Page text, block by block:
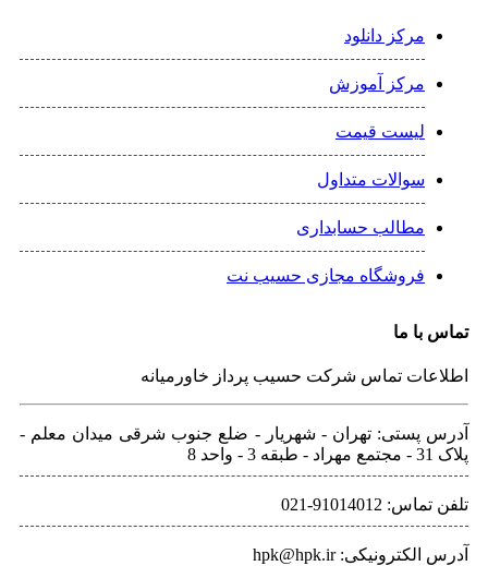
مرکز دانلود
مرکز آموزش
لیست قیمت
سوالات متداول
مطالب حسابداری
فروشگاه مجازی حسیب نت
تماس با ما
اطلاعات تماس شرکت حسیب پرداز خاورمیانه
آدرس پستی: تهران - شهريار - ضلع جنوب شرقی میدان معلم -
پلاک 31 - مجتمع مهراد - طبقه 3 - واحد 8
تلفن‌ تماس: 91014012-021
آدرس الکترونیکی: hpk@hpk.ir